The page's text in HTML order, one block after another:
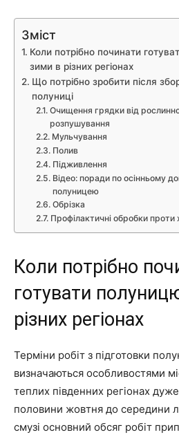
Зміст
Коли потрібно починати
зими в різних регіонах
Що потрібно зробити після
полуниці
Очищення грядки від
розпушування
Мульчування
Полив
Підживлення
Відео: поради по осінньому
полуницею
Обрізка
Профілактичні обробки проти
Коли потрібно
готувати
різних регіонах
Терміни робіт з підготовки
визначаються особливостями
теплих південних регіонах
половини жовтня до середини
смузі основний обсяг робіт